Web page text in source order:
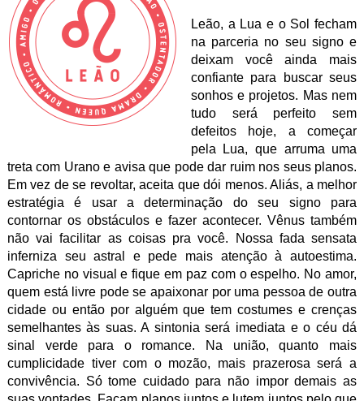
Leão, a Lua e o Sol fecham
na parceria no seu signo e
deixam você ainda mais
confiante para buscar seus
sonhos e projetos. Mas nem
tudo será perfeito sem
defeitos hoje, a começar
pela Lua, que arruma uma
treta com Urano e avisa que pode dar ruim nos seus planos.
Em vez de se revoltar, aceita que dói menos. Aliás, a melhor
estratégia é usar a determinação do seu signo para
contornar os obstáculos e fazer acontecer. Vênus também
não vai facilitar as coisas pra você. Nossa fada sensata
inferniza seu astral e pede mais atenção à autoestima.
Capriche no visual e fique em paz com o espelho. No amor,
quem está livre pode se apaixonar por uma pessoa de outra
cidade ou então por alguém que tem costumes e crenças
semelhantes às suas. A sintonia será imediata e o céu dá
sinal verde para o romance. Na união, quanto mais
cumplicidade tiver com o mozão, mais prazerosa será a
convivência. Só tome cuidado para não impor demais as